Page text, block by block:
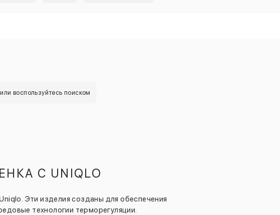
воспользуйтесь поиском
С UNIQLO
Эти изделия созданы для обеспечения
технологии терморегуляции.